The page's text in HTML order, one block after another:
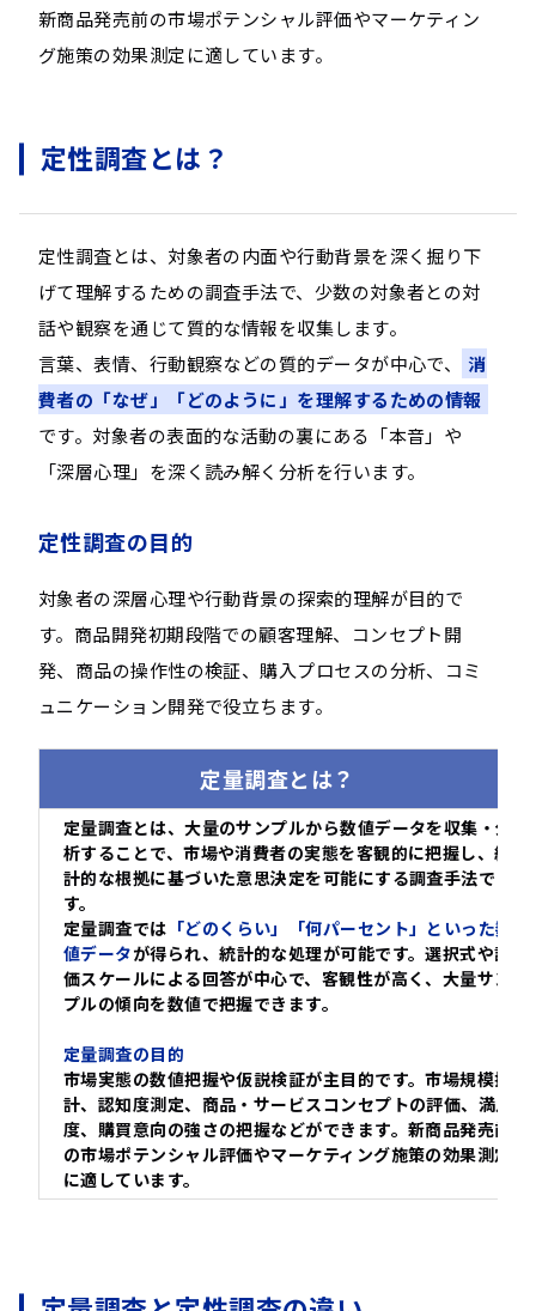
新商品発売前の市場ポテンシャル評価やマーケティン
グ施策の効果測定に適しています。
定性調査とは？
定性調査とは、対象者の内面や行動背景を深く掘り下
げて理解するための調査手法で、少数の対象者との対
話や観察を通じて質的な情報を収集します。
言葉、表情、行動観察などの質的データが中心で、
消
費者の「なぜ」「どのように」を理解するための情報
です。対象者の表面的な活動の裏にある「本音」や
「深層心理」を深く読み解く分析を行います。
定性調査の目的
対象者の深層心理や行動背景の探索的理解が目的で
す。商品開発初期段階での顧客理解、コンセプト開
発、商品の操作性の検証、購入プロセスの分析、コミ
ュニケーション開発で役立ちます。
定量調査とは？
定量調査とは、大量のサンプルから数値データを収集・分
析することで、市場や消費者の実態を客観的に把握し、統
計的な根拠に基づいた意思決定を可能にする調査手法で
す。
定量調査では 「どのくらい」「何パーセント」といった数
値データが得られ、統計的な処理が可能です。選択式や評
価スケールによる回答が中心で、客観性が高く、大量サン
プルの傾向を数値で把握できます。
定量調査の目的
市場実態の数値把握や仮説検証が主目的です。市場規模推
計、認知度測定、商品・サービスコンセプトの評価、満足
度、購買意向の強さの把握などができます。新商品発売前
の市場ポテンシャル評価やマーケティング施策の効果測定
に適しています。